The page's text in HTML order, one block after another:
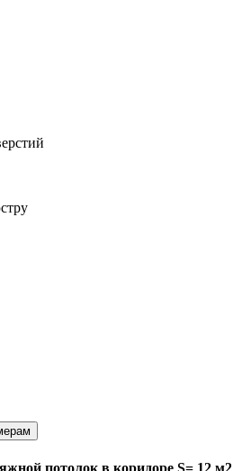
потолок в коридоре S= 12 м2